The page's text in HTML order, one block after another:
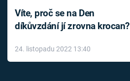
Víte, proč se na Den
díkůvzdání jí zrovna krocan?
24. listopadu 2022 13:40